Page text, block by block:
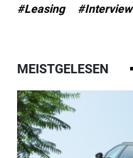
#Leasing #Interview
MEISTGELESEN